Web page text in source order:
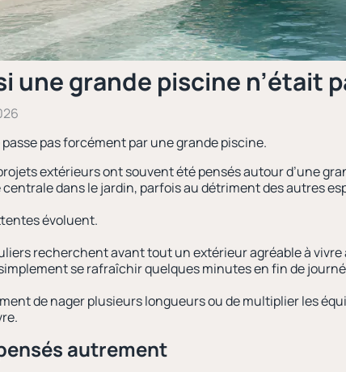
une grande piscine n’était
pas forcément par une grande piscine.
extérieurs ont souvent été pensés autour d’une
dans le jardin, parfois au détriment des autres
évoluent.
recherchent avant tout un extérieur agréable à
se rafraîchir quelques minutes en fin de
de nager plusieurs longueurs ou de multiplier les
autrement